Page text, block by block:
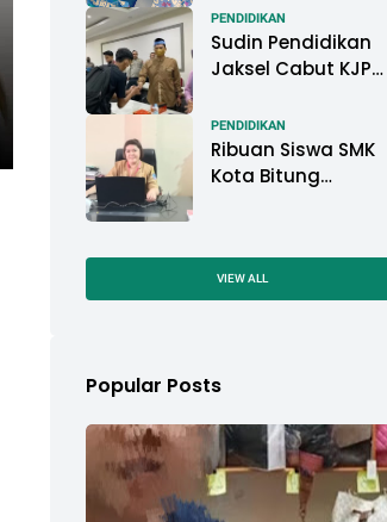
Pendidikan Tangani
Kasus
Perundungan
PENDIDIKAN
Sudin Pendidikan
Jaksel Cabut KJP
Langgar Konvensi
Hak Anak
PENDIDIKAN
Ribuan Siswa SMK
Kota Bitung
Ajaran 2022-2023
VIEW ALL
Popular Posts